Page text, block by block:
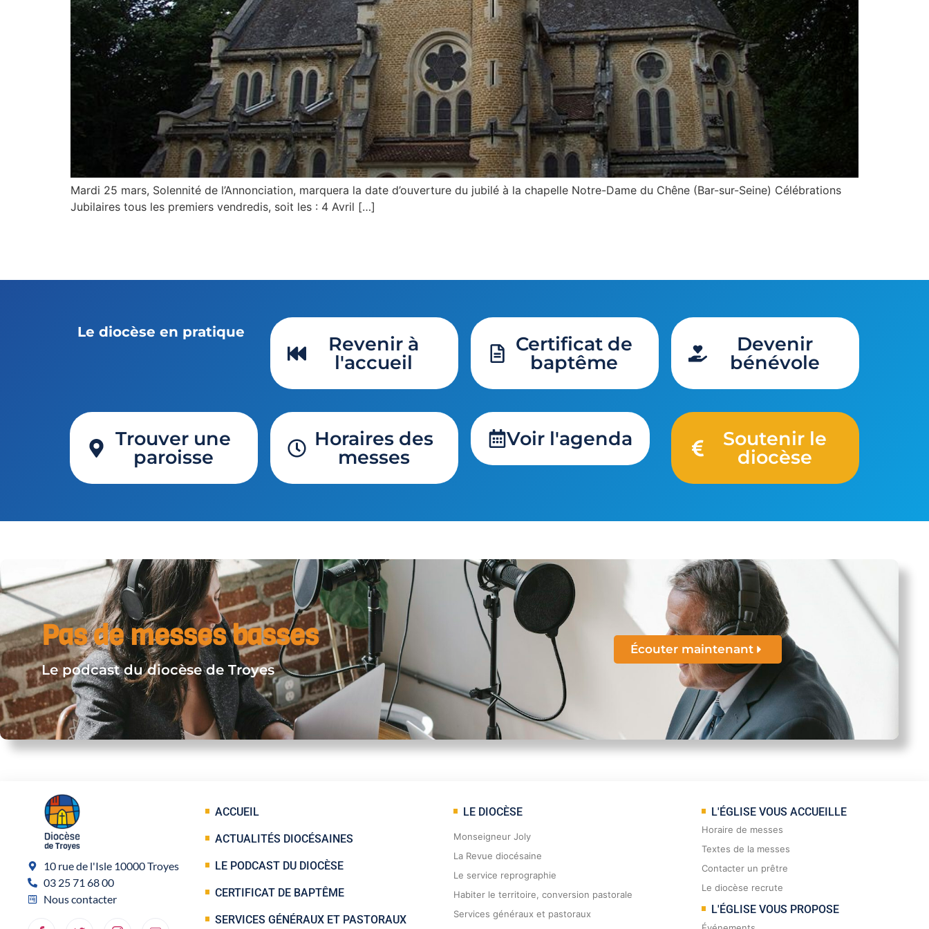
Mardi 25 mars, Solennité de l’Annonciation, marquera la date d’ouverture du jubilé à la chapelle Notre-Dame du Chêne (Bar-sur-Seine) Célébrations
Jubilaires tous les premiers vendredis, soit les : 4 Avril […]
Le diocèse en pratique
Revenir à
l'accueil
Certificat de
baptême
Devenir
bénévole
Trouver une
paroisse
Horaires des
messes
Voir l'agenda
Soutenir le
diocèse
Pas de messes basses
Le podcast du diocèse de Troyes
Écouter maintenant
10 rue de l'Isle 10000 Troyes
03 25 71 68 00
Nous contacter
ACCUEIL
ACTUALITÉS DIOCÉSAINES
LE PODCAST DU DIOCÈSE
CERTIFICAT DE BAPTÊME
SERVICES GÉNÉRAUX ET PASTORAUX
LE DIOCÈSE
Monseigneur Joly
La Revue diocésaine
Le service reprographie
Habiter le territoire, conversion pastorale
Services généraux et pastoraux
L'ÉGLISE VOUS ACCUEILLE
Horaire de messes
Textes de la messes
Contacter un prêtre
Le diocèse recrute
L'ÉGLISE VOUS PROPOSE